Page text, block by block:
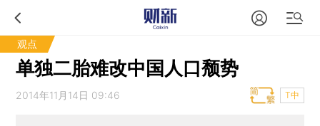
观点
单独二胎难改中国人口颓势
2014年11月14日 09:46 T中